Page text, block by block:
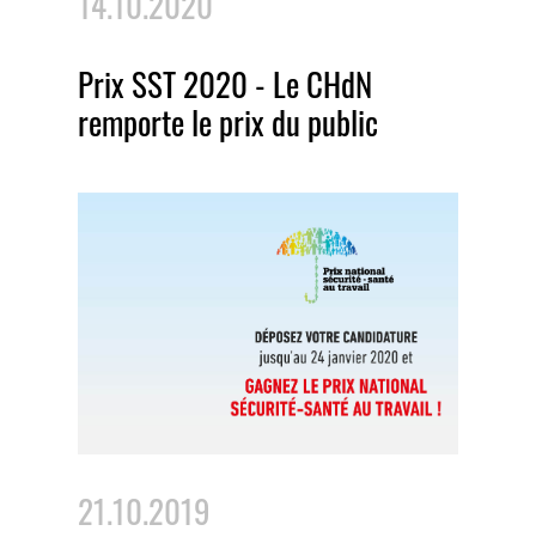
Prix SST 2020 - Le CHdN
remporte le prix du public
21.10.2019